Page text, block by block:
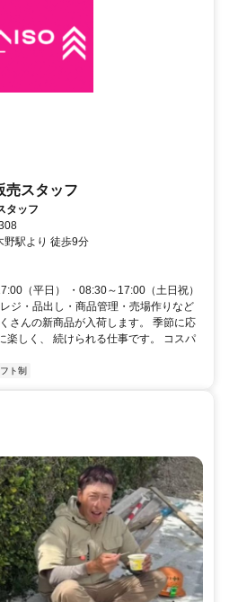
売スタッフ
タッフ
野駅より 徒歩9分
（平日） ・08:30～17:00（土日祝）
ジ・品出し・商品管理・売場作りなど
さんの新商品が入荷します。 季節に応
楽しく、 続けられる仕事です。 コスパ
ト制